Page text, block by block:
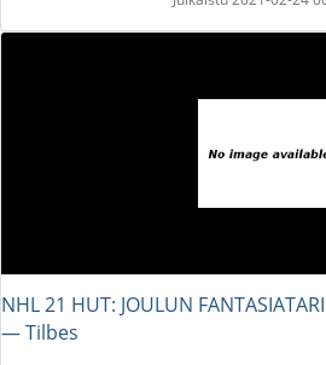
NHL 21 HUT: JOULUN
― Tilbes